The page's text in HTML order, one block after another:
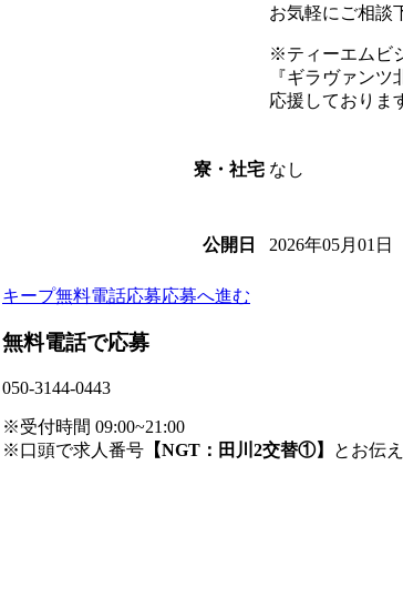
お気軽にご相談
※ティーエムビ
『ギラヴァン
応援しておりま
寮・社宅 なし
公開日 2026年05月01日
キープ無料電話応募応募へ進む
無料電話で応募
050-3144-0443
※受付時間 09:00~21:00
※口頭で求人番号 【NGT：田川2交替①】 とお伝